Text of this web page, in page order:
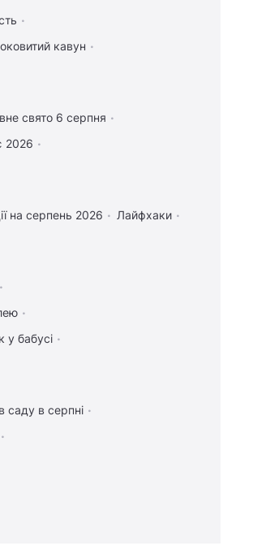
кавун
свято 6 серпня
2026
на серпень 2026
Лайфхаки
у бабусі
саду в серпні